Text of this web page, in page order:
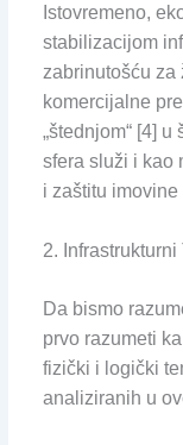
Istovremeno,
stabilizacijom
zabrinutošću za
komercijalne
„štednjom“ [4]
sfera služi i kao
i zaštitu
2.
Da bismo
prvo razumeti
fizički i logički
analiziranih u